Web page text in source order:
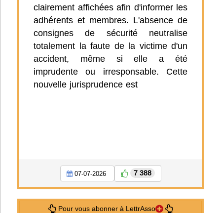
clairement affichées afin d'informer les
adhérents et membres. L'absence de
consignes de sécurité neutralise
totalement la faute de la victime d'un
accident, même si elle a été
imprudente ou irresponsable. Cette
nouvelle jurisprudence est
07-07-2026 7 388
Pour vous abonner à LettrAsso